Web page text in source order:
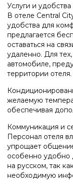
Услуги и удобства
В отеле Central
удобства для
предлагается
оставаться на
удаленно. Для
автомобиле,
территории отеля.
желаемую
обеспечивая
Коммуникация и
Персонал отеля
упрощает
особенно удобно
на русском, так
необходимую